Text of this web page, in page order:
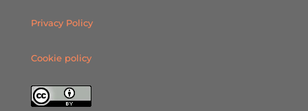
Privacy Policy
Cookie policy